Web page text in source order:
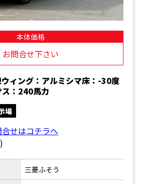
本体価格
お問合せ下さい
ィング：アルミシマ床：-30度
：240馬力
場
せはコチラへ
三菱ふそう